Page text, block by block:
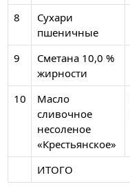
8
Сухари
пшеничные
9
Сметана 10,0 %
жирности
10
Масло
сливочное
несоленое
«Крестьянское»
ИТОГО